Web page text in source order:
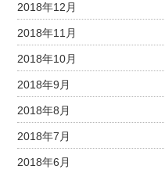
2018年12月
2018年11月
2018年10月
2018年9月
2018年8月
2018年7月
2018年6月